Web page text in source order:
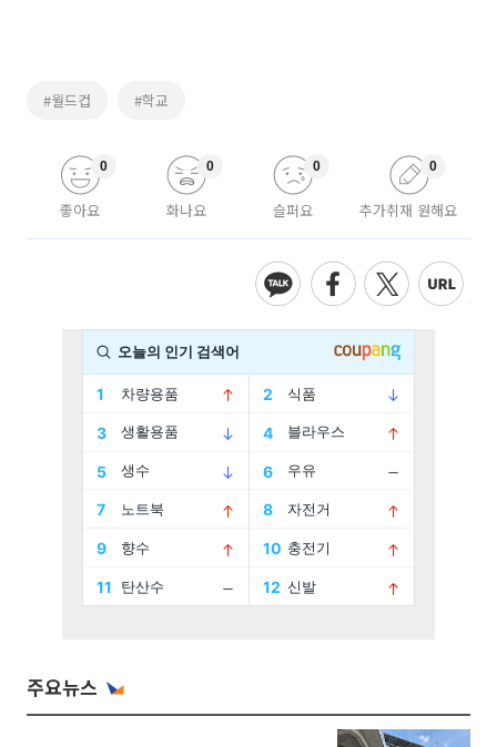
#월드컵 #학교
좋아요
0
화나요
0
슬퍼요
0
추가취재 원해요
0
주요뉴스